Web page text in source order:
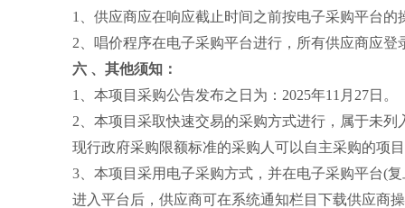
1、供应商应在响应截止时间之前按电子采购平台
2、唱价程序在电子采购平台进行，所有供应商应
六 、其他须知：
1、本项目采购公告发布之日为：2025年11月 27日。
2、本项目采取快速交易的采购方式进行，属于未
现行政府采购限额标准的采购人可以自主采购的项
3、本项目采用电子采购方式，并在电子采购平台(
进入平台后，供应商可在系统通知栏目下载供应商